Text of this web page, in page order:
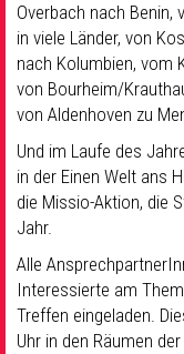
Overbach nach Benin,
in viele Länder, von
nach Kolumbien, vom
von Bourheim/
von Aldenhoven zu
Und im Laufe des
in der Einen Welt ans
die Missio-Aktion, die
Jahr.
Alle
Interessierte am
Treffen eingeladen.
Uhr in den Räumen